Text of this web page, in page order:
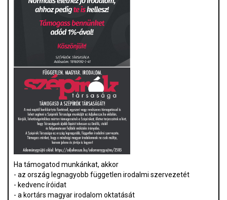
Ha támogatod munkánkat, akkor
- az ország legnagyobb független irodalmi szervezetét
- kedvenc íróidat
- a kortárs magyar irodalom oktatását